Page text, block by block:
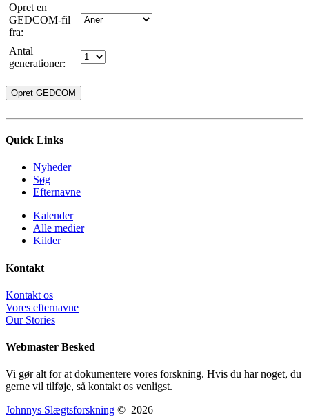
Opret en
GEDCOM-fil
fra:
Antal
generationer:
Quick Links
Nyheder
Søg
Efternavne
Kalender
Alle medier
Kilder
Kontakt
Kontakt os
Vores efternavne
Our Stories
Webmaster Besked
Vi gør alt for at dokumentere vores forskning. Hvis du har noget, du
gerne vil tilføje, så kontakt os venligst.
Johnnys Slægtsforskning © 2026